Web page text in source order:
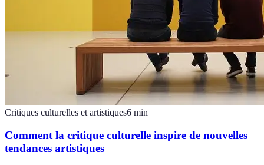
Critiques culturelles et artistiques6 min
Comment la critique culturelle inspire de nouvelles
tendances artistiques